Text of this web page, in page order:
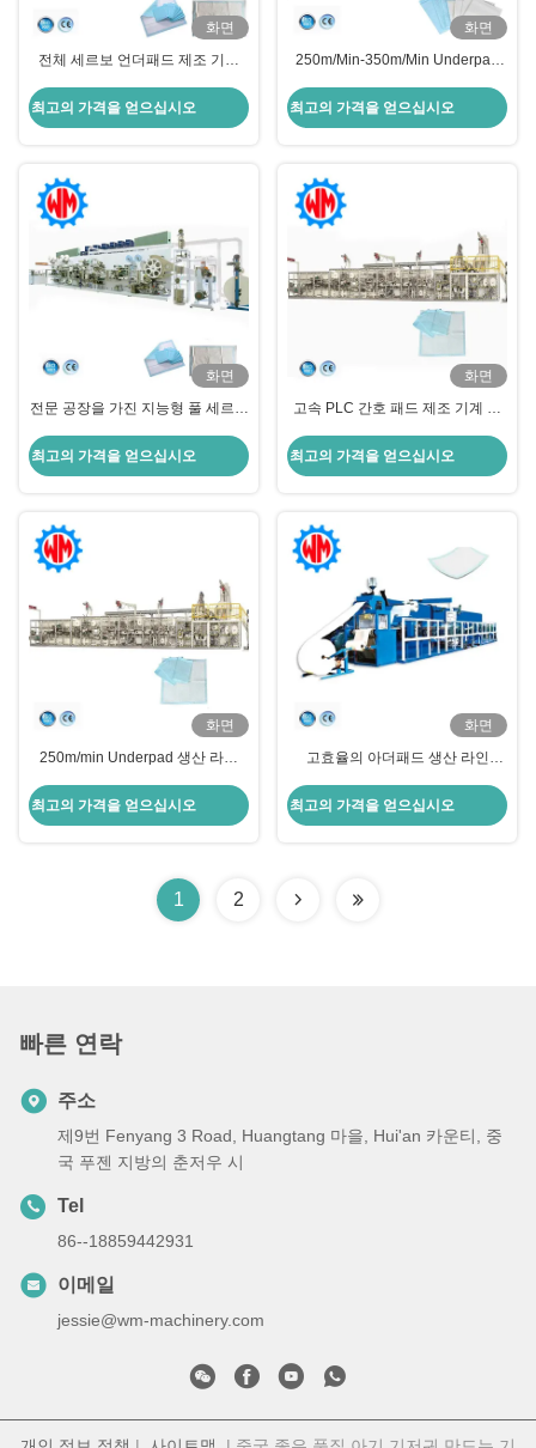
화면
전체 세르보 언더패드 제조 기계
비
최고의 가격을 얻으십시오
화면
250m/Min-350m/Min Underpad
최고의 가격을 얻으십시오
화면
전문 공장을 가진 지능형 풀 세르보
최고의 가격을 얻으십시오
화면
고속 PLC 간호 패드 제조 기계 전
최고의 가격을 얻으십시오
화면
250m/min Underpad 생산 라인
최고의 가격을 얻으십시오
화면
고효율의 아더패드 생산 라인
최고의 가격을 얻으십시오
1 2
빠른 연락
주소
제9번 Fenyang 3 Road, Huangtang 마을, Hui'an 카운티, 중
국 푸젠 지방의 춘저우 시
Tel
86--18859442931
이메일
jessie@wm-machinery.com